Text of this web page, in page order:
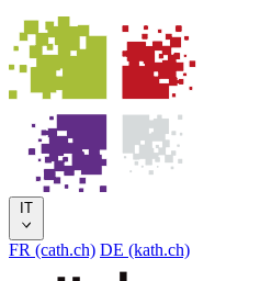
IT
FR (cath.ch) DE (kath.ch)